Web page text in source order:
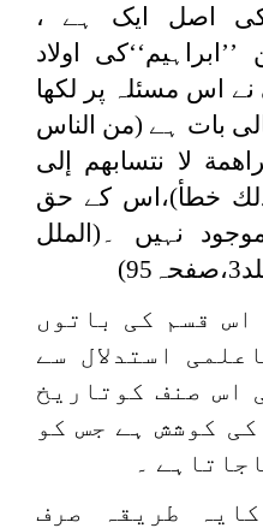
اصل ایک ہے ،
اولاد
اس مسئلہ پر لکھا
بات ہے (من الناس
لا نتسابهم إلى
وذلك خطأ)،اس کے حق
نہیں ۔(الملل
قسم کی باتوں
استدلال سے
اس صنف کوتاریخ
کوشش ہے جس کو
۔
طریقہ صرف